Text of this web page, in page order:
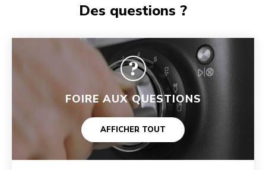
Des questions ?
FOIRE AUX QUESTIONS
AFFICHER TOUT